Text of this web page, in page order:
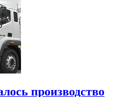
производство